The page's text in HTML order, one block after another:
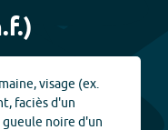
visage (ex.
faciès d'un
noire d'un